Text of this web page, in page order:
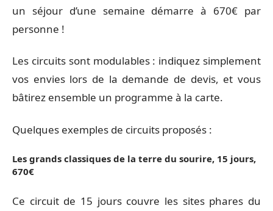
un séjour d’une semaine démarre à 670€ par
personne !
Les circuits sont modulables : indiquez simplement
vos envies lors de la demande de devis, et vous
bâtirez ensemble un programme à la carte.
Quelques exemples de circuits proposés :
Les grands classiques de la terre du sourire, 15 jours,
670€
Ce circuit de 15 jours couvre les sites phares du